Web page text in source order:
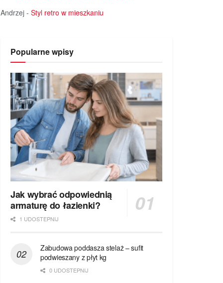
Andrzej - Styl retro w mieszkaniu
Popularne wpisy
Jak wybrać odpowiednią
armaturę do łazienki?
1 UDOSTEPNIJ
Zabudowa poddasza stelaż – sufit
podwieszany z płyt kg
0 UDOSTEPNIJ